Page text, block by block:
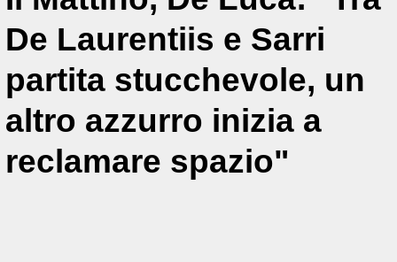
De Laurentiis e Sarri
partita stucchevole, un
altro azzurro inizia a
reclamare spazio"